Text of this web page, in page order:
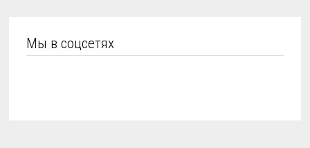
Мы в соцсетях